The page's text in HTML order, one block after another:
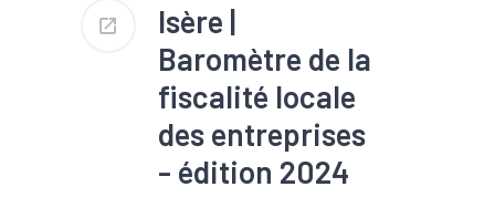
Isère |
Baromètre de la
fiscalité locale
des entreprises
- édition 2024